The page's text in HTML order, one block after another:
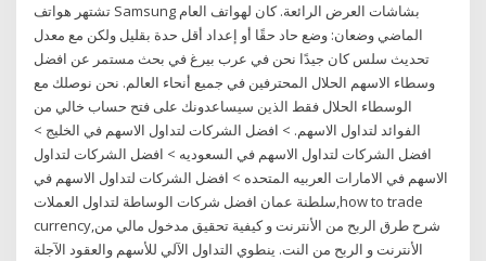
تشتهر هواتف Samsung بشاشات العرض الرائعة. كان لهواتف العام
الماضي وضعان: وضع حاد حقًا أو إعداد أقل حدة بقليل ولكن مع معدل
تحديث سلس كان جيدًا نحن في عرب بيرغ في بحث مستمر عن افضل
وسطاء الاسهم الحلال المحترفين في جميع أنحاء العالم. نحن نوصلك مع
الوسطاء الحلال فقط الذين سيساعدونك على فتح حساب خالي من
الفوائد لتداول الاسهم. > افضل الشركات لتداول الاسهم في الخليج >
افضل الشركات لتداول الاسهم في السعوديه > افضل الشركات لتداول
الاسهم في الامارات العربيه المتحده > افضل الشركات لتداول الاسهم في
سلطنة عمان افضل شركات الوساطة لتداول العملات,how to trade
currency,شرح طرق الربح من الأنترنت و كيفية تحقيق مدخول مالي من
الأنترنت و الربح من النت. ينطوي التداول الآلي للأسهم والعقود الآجلة